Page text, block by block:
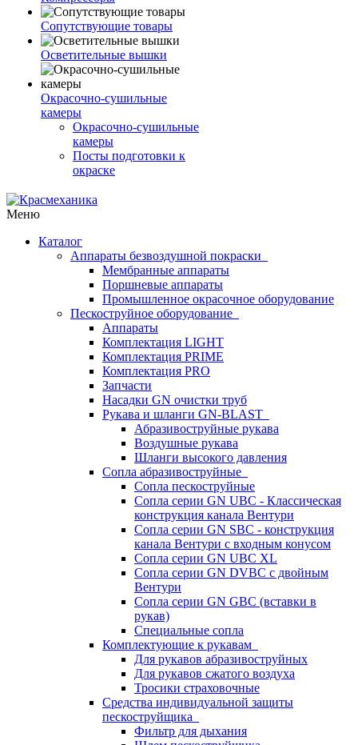
Сопутствующие товары
Осветительные вышки
Окрасочно-сушильные
камеры
Окрасочно-сушильные
камеры
Посты подготовки к
окраске
Меню
Каталог
Аппараты безвоздушной покраски
Мембранные аппараты
Поршневые аппараты
Промышленное окрасочное оборудование
Пескоструйное оборудование
Аппараты
Комплектация LIGHT
Комплектация PRIME
Комплектация PRO
Запчасти
Насадки GN очистки труб
Рукава и шланги GN-BLAST
Абразивоструйные рукава
Воздушные рукава
Шланги высокого давления
Сопла абразивоструйные
Сопла пескоструйные
Сопла серии GN UBC - Классическая
конструкция канала Вентури
Сопла серии GN SBC - конструкция
канала Вентури c входным конусом
Сопла серии GN UBC XL
Сопла серии GN DVBC с двойным
Вентури
Сопла серии GN GBC (вставки в
рукав)
Специальные сопла
Комплектующие к рукавам
Для рукавов абразивоструйных
Для рукавов сжатого воздуха
Тросики страховочные
Средства индивидуальной защиты
пескоструйщика
Фильтр для дыхания